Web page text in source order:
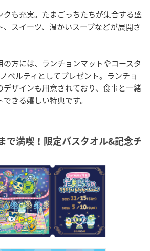
クも充実。たまごっちたちが集合する盛
、スイーツ、温かいスープなどが展開さ
の方には、ランチョンマットやコースタ
ベルティとしてプレゼント。ランチョ
デザインも用意されており、食事と一緒
きる嬉しい特典です。
で満喫！限定バスタオル&記念チ